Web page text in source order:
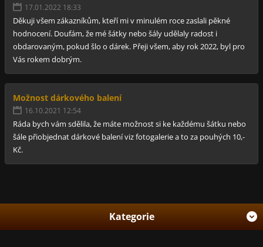
17.01.2022 18:33
Děkuji všem zákazníkům, kteří mi v minulém roce zaslali pěkné
hodnocení. Doufám, že mé šátky nebo šály udělaly radost i
obdarovaným, pokud šlo o dárek. Přeji všem, aby rok 2022, byl pro
Vás rokem dobrým.
Možnost dárkového balení
16.10.2021 12:54
Ráda bych vám sdělila, že máte možnost si ke každému šátku nebo
šále přiobjednat dárkové balení viz fotogalerie a to za pouhých 10,-
Kč.
Kategorie